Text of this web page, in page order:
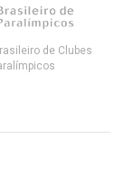
de Clubes